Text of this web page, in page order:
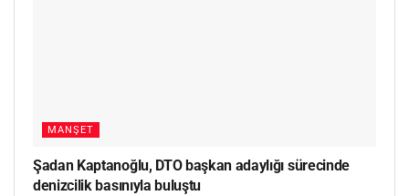
MANŞET
Şadan Kaptanoğlu, DTO başkan adaylığı sürecinde
denizcilik basınıyla buluştu